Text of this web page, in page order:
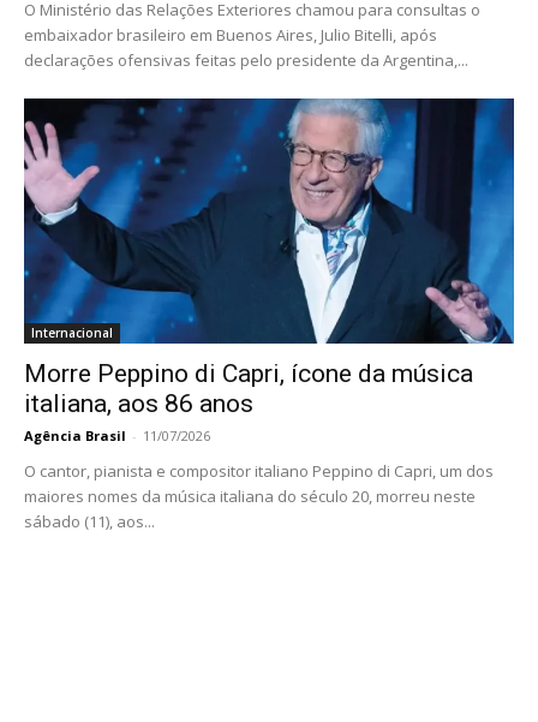
O Ministério das Relações Exteriores chamou para consultas o
embaixador brasileiro em Buenos Aires, Julio Bitelli, após
declarações ofensivas feitas pelo presidente da Argentina,...
Internacional
Morre Peppino di Capri, ícone da música
italiana, aos 86 anos
Agência Brasil - 11/07/2026
O cantor, pianista e compositor italiano Peppino di Capri, um dos
maiores nomes da música italiana do século 20, morreu neste
sábado (11), aos...